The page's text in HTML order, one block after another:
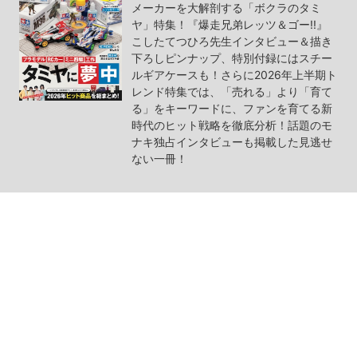
メーカーを大解剖する「ボクラのタミ
ヤ」特集！『爆走兄弟レッツ＆ゴー!!』
こしたてつひろ先生インタビュー＆描き
下ろしピンナップ、特別付録にはスチー
ルギアケースも！さらに2026年上半期ト
レンド特集では、「売れる」より「育て
る」をキーワードに、ファンを育てる新
時代のヒット戦略を徹底分析！話題のモ
ナキ独占インタビューも掲載した見逃せ
ない一冊！